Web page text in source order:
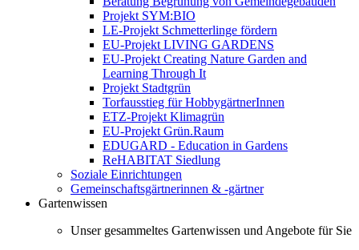
Projekt SYM:BIO
LE-Projekt Schmetterlinge fördern
EU-Projekt LIVING GARDENS
EU-Projekt Creating Nature Garden and
Learning Through It
Projekt Stadtgrün
Torfausstieg für HobbygärtnerInnen
ETZ-Projekt Klimagrün
EU-Projekt Grün.Raum
EDUGARD - Education in Gardens
ReHABITAT Siedlung
Soziale Einrichtungen
Gemeinschaftsgärtnerinnen & -gärtner
Gartenwissen
Unser gesammeltes Gartenwissen und Angebote für Sie